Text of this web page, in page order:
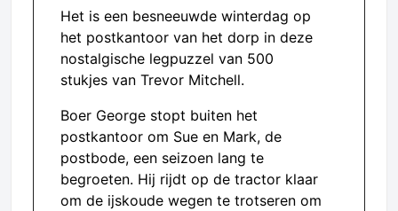
Het is een besneeuwde winterdag op
het postkantoor van het dorp in deze
nostalgische legpuzzel van 500
stukjes van Trevor Mitchell.
Boer George stopt buiten het
postkantoor om Sue en Mark, de
postbode, een seizoen lang te
begroeten. Hij rijdt op de tractor klaar
om de ijskoude wegen te trotseren om